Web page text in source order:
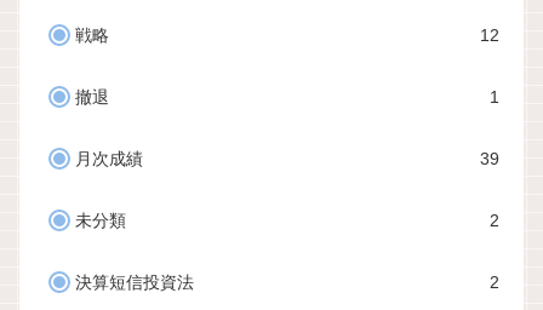
戦略 12
撤退 1
月次成績 39
未分類 2
決算短信投資法 2